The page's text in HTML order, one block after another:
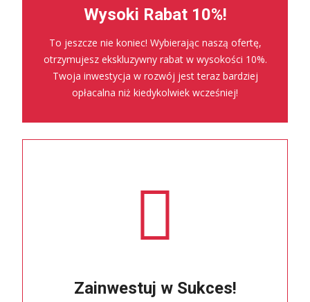
Wysoki Rabat 10%!
To jeszcze nie koniec! Wybierając naszą ofertę,
otrzymujesz ekskluzywny rabat w wysokości 10%.
Twoja inwestycja w rozwój jest teraz bardziej
opłacalna niż kiedykolwiek wcześniej!
Zainwestuj w Sukces!